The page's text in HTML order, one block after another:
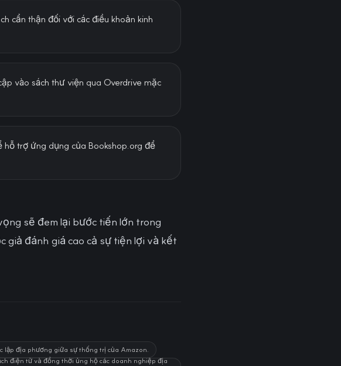
cẩn thận đối với các điều khoản kinh
vào sách thư viện qua Overdrive mặc
hỗ trợ ứng dụng của Bookshop.org để
sẽ đem lại bước tiến lớn trong
giả đánh giá cao cả sự tiện lợi và kết
lập địa phương giữa sự thống trị của Amazon.
điện tử và đồng thời ủng hộ các doanh nghiệp địa